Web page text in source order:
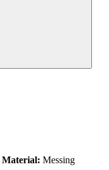
Material: Messing